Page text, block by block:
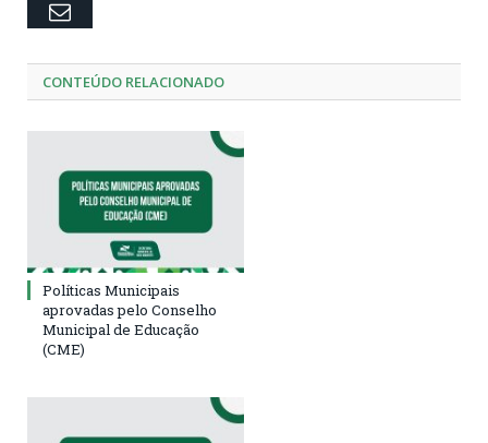
Email
CONTEÚDO RELACIONADO
Políticas Municipais
aprovadas pelo Conselho
Municipal de Educação
(CME)